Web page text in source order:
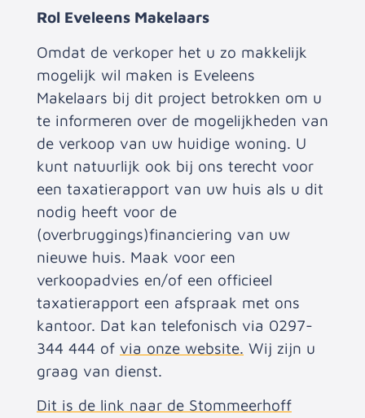
Rol Eveleens Makelaars
Omdat de verkoper het u zo makkelijk
mogelijk wil maken is Eveleens
Makelaars bij dit project betrokken om u
te informeren over de mogelijkheden van
de verkoop van uw huidige woning. U
kunt natuurlijk ook bij ons terecht voor
een taxatierapport van uw huis als u dit
nodig heeft voor de
(overbruggings)financiering van uw
nieuwe huis. Maak voor een
verkoopadvies en/of een officieel
taxatierapport een afspraak met ons
kantoor. Dat kan telefonisch via 0297-
344 444 of via onze website. Wij zijn u
graag van dienst.
Dit is de link naar de Stommeerhoff